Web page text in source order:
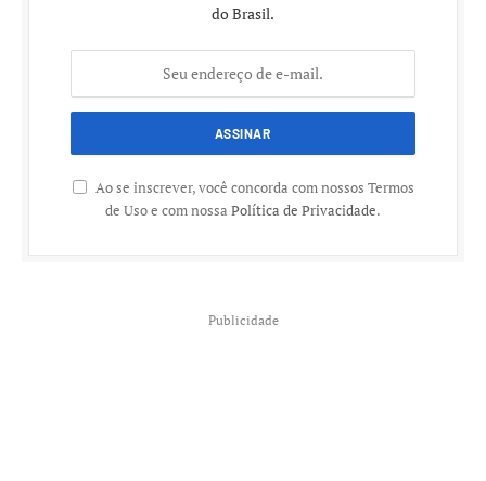
do Brasil.
Ao se inscrever, você concorda com nossos Termos
de Uso e com nossa Política de Privacidade.
Publicidade